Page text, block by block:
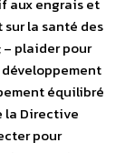
la santé des
plaider pour
équilibré
la Directive
pour